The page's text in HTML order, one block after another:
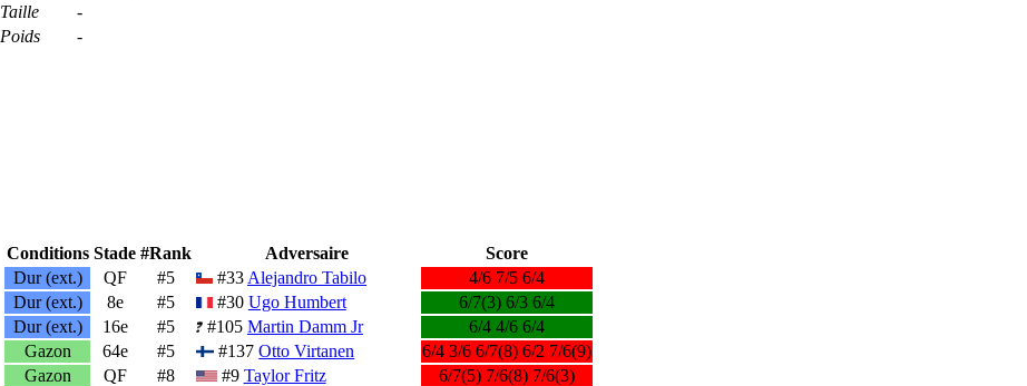
Taille
-
Poids
-
Conditions Stade #Rank Adversaire
Score
Dur (ext.) QF #5 #33 Alejandro Tabilo
4/6 7/5 6/4
Dur (ext.) 8e #5 #30 Ugo Humbert
6/7(3) 6/3 6/4
Dur (ext.) 16e #5 #105 Martin Damm Jr
6/4 4/6 6/4
Gazon 64e #5 #137Otto Virtanen
6/4 3/6 6/7(8) 6/2 7/6(9)
Gazon QF #8 #9 Taylor Fritz
6/7(5) 7/6(8) 7/6(3)